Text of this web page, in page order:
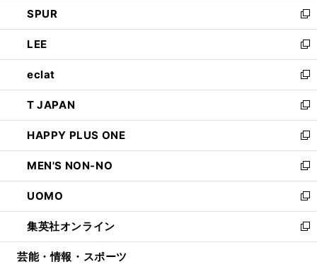
で
開
く
ド
ウ
で
開
く
ィ
ン
ド
ウ
で
開
く
い
ウ
ィ
ン
ド
ウ
で
開
く
SPUR
新
し
い
ウ
ィ
ン
ド
ウ
で
開
く
LEE
新
し
い
ウ
ィ
ン
ド
ウ
で
開
く
eclat
新
し
い
ウ
ィ
ン
ド
ウ
で
開
く
T JAPAN
新
し
い
ウ
ィ
ン
ド
ウ
で
開
HAPPY PLUS ONE
新
し
い
ウ
ィ
ン
ド
ウ
MEN'S NON-NO
新
し
い
ウ
ィ
ン
UOMO
新
し
い
ウ
集英社オンライン
新
し
芸能・情報・スポーツ